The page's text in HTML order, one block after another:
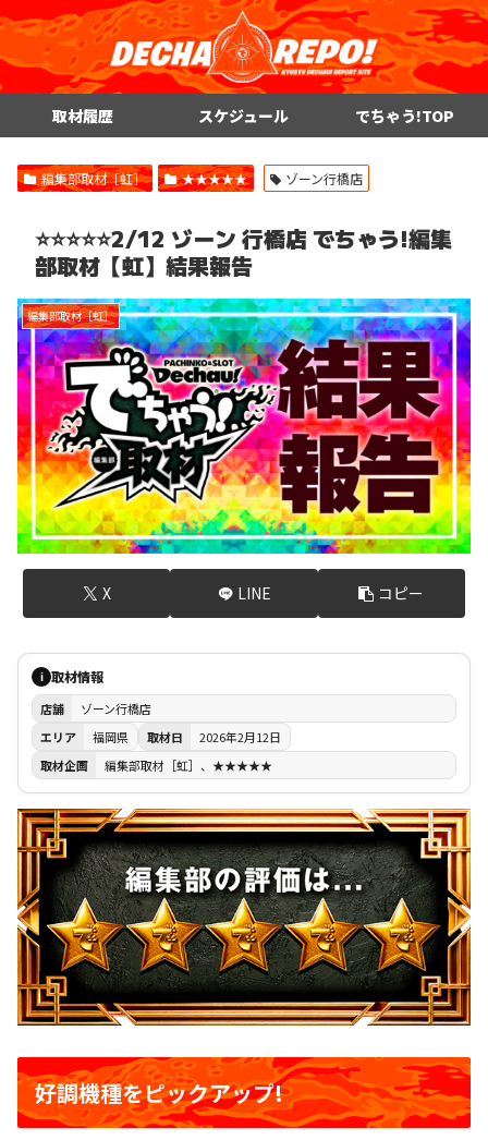
取材履歴 スケジュール でちゃう!TOP
編集部取材［虹］ ★★★★★ ゾーン行橋店
⭐️⭐️⭐️⭐️⭐️2/12 ゾーン 行橋店 でちゃう!編集
部取材【虹】結果報告
編集部取材［虹］
X LINE コピー
i 取材情報
店舗
ゾーン行橋店
エリア
福岡県 取材日
2026年2月12日
取材企画
編集部取材［虹］、★★★★★
好調機種をピックアップ!